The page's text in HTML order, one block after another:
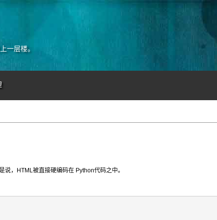
一层楼。
，HTML被直接硬编码在 Python代码之中。